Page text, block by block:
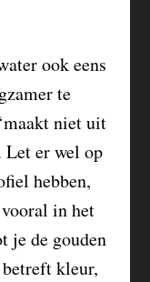
ook eens
te
niet uit
Let er wel op
hebben,
in het
je de gouden
kleur,